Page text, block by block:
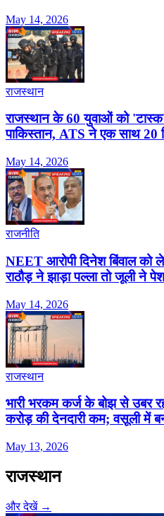
May 14, 2026
राजस्थान
राजस्थान के 60 युवाओं को
पाकिस्तान, ATS ने एक साथ 20
May 14, 2026
राजनीति
NEET आरोपी दिनेश बिंवाल को
राठौड़ ने झाड़ा पल्ला तो जूली ने
May 14, 2026
राजस्थान
भारी भरकम कर्ज के बोझ से उबर
करोड़ की देनदारी कम; वसूली में
May 13, 2026
राजस्थान
और देखें →